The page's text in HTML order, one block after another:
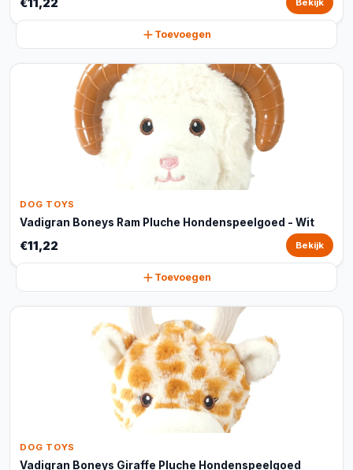
Bekijk
Toevoegen
DOG TOYS
Vadigran Boneys Ram Pluche Hondenspeelgoed - Wit
€11,22 Bekijk
Toevoegen
DOG TOYS
Vadigran Boneys Giraffe Pluche Hondenspeelgoed